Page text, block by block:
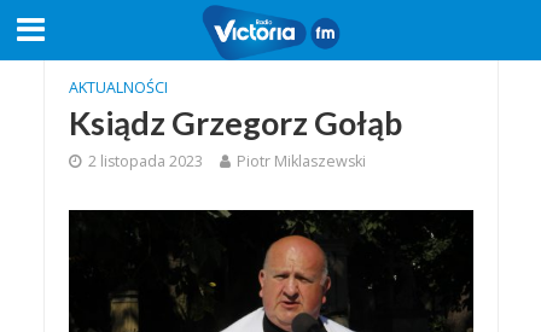
AKTUALNOŚCI
Ksiądz Grzegorz Gołąb
2 listopada 2023 Piotr Miklaszewski